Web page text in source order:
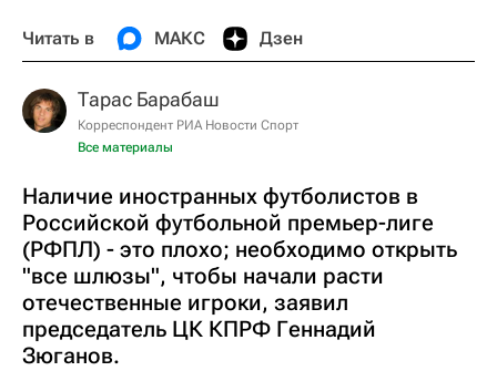
Читать в МАКС Дзен
Тарас Барабаш
Корреспондент РИА Новости Спорт
Все материалы
Наличие иностранных футболистов в
Российской футбольной премьер-лиге
(РФПЛ) - это плохо; необходимо открыть
"все шлюзы", чтобы начали расти
отечественные игроки, заявил
председатель ЦК КПРФ Геннадий
Зюганов.